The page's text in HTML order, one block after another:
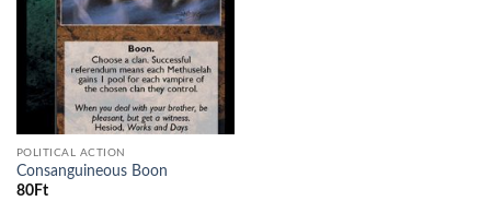
POLITICAL ACTION
Consanguineous Boon
80Ft